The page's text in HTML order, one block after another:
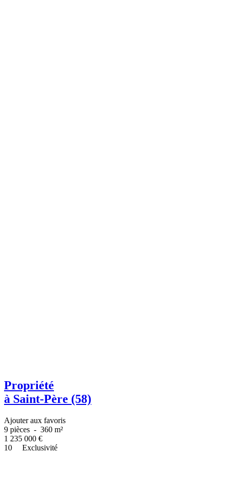
Propriété
à Saint-Père (58)
Ajouter aux favoris
9 pièces - 360 m²
1 235 000 €
10
Exclusivité